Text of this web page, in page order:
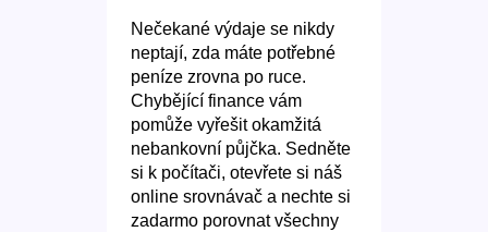
Nečekané výdaje se nikdy
neptají, zda máte potřebné
peníze zrovna po ruce.
Chybějící finance vám
pomůže vyřešit okamžitá
nebankovní půjčka. Sedněte
si k počítači, otevřete si náš
online srovnávač a nechte si
zadarmo porovnat všechny